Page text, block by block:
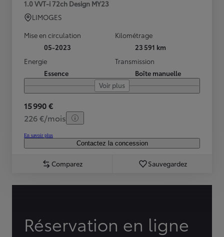
1.0 VVT-i 72ch Design MY23
LIMOGES
Mise en circulation
05-2023
Kilométrage
23 591 km
Energie
Essence
Transmission
Boîte manuelle
Voir plus
15 990 €
226 €/mois
En savoir plus
Contactez la concession
Comparez Sauvegardez
Réservation en ligne